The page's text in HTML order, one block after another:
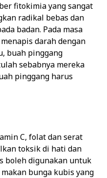
fitokimia yang sangat
radikal bebas dan
badan. Pada masa
darah dengan
buah pinggang
sebabnya mereka
pinggang harus
C, folat dan serat
toksik di hati dan
boleh digunakan untuk
bunga kubis yang